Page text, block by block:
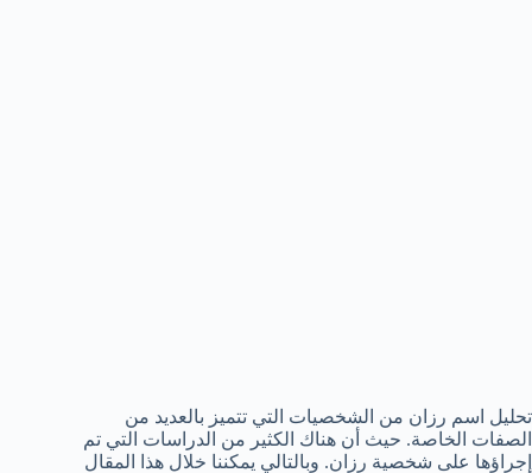
تحليل اسم رزان من الشخصيات التي تتميز بالعديد من
الصفات الخاصة. حيث أن هناك الكثير من الدراسات التي تم
إجراؤها على شخصية رزان. وبالتالي يمكننا خلال هذا المقال